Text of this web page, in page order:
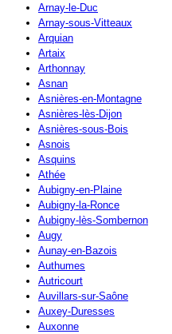
Arnay-le-Duc
Arnay-sous-Vitteaux
Arquian
Artaix
Arthonnay
Asnan
Asnières-en-Montagne
Asnières-lès-Dijon
Asnières-sous-Bois
Asnois
Asquins
Athée
Aubigny-en-Plaine
Aubigny-la-Ronce
Aubigny-lès-Sombernon
Augy
Aunay-en-Bazois
Authumes
Autricourt
Auvillars-sur-Saône
Auxey-Duresses
Auxonne